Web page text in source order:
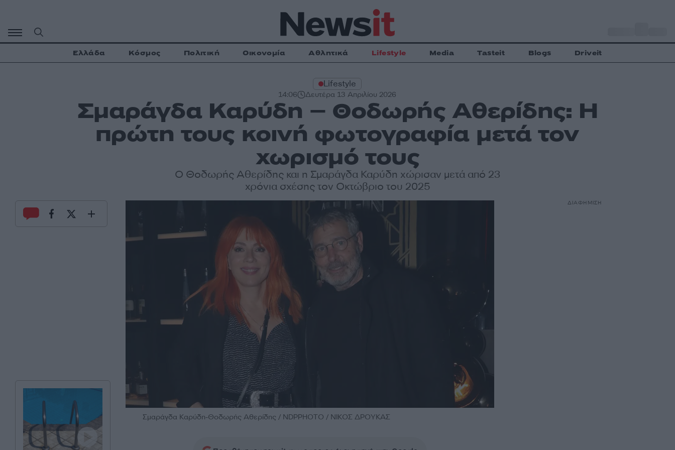
περιεχόμενο
Ελλάδα Κόσμος Πολιτική Οικονομία Αθλητικά Lifestyle Media Tasteit Blogs Driveit
Lifestyle
14:06 Δευτέρα 13 Απριλίου 2026
Σμαράγδα Καρύδη – Θοδωρής Αθερίδης: Η
πρώτη τους κοινή φωτογραφία μετά τον
χωρισμό τους
Ο Θοδωρής Αθερίδης και η Σμαράγδα Καρύδη χώρισαν μετά από 23
χρόνια σχέσης τον Οκτώβριο του 2025
Σμαράγδα Καρύδη-Θοδωρής Αθερίδης / NDPPHOTO / ΝΙΚΟΣ ΔΡΟΥΚΑΣ
ΔΙΑΦΗΜΙΣΗ